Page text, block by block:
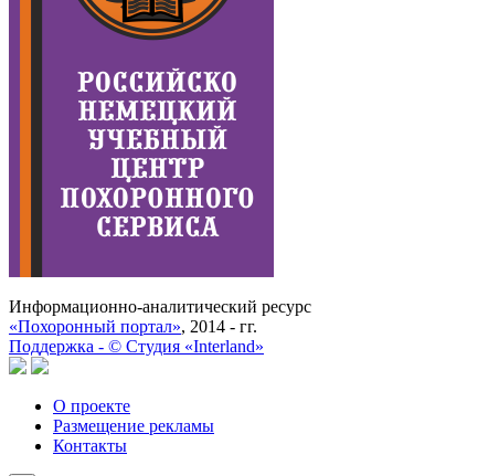
Информационно-аналитический ресурс
«Похоронный портал», 2014 - гг.
Поддержка - © Cтудия «Interland»
О проекте
Размещение рекламы
Контакты